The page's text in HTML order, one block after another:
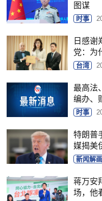
图谋
时事
日感谢
党：为
台湾
最高法
编办、
时事
特朗普
媒揭美
新闻解画
蒋万安
场，他